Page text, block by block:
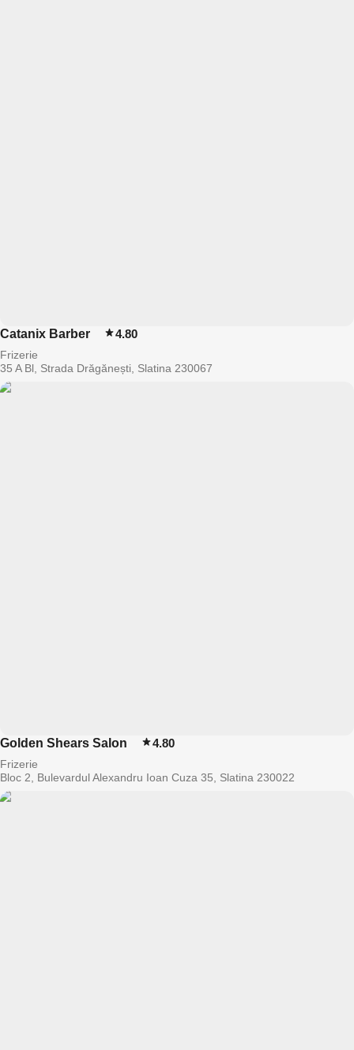
Catanix Barber 4.80
Frizerie
35 A Bl, Strada Drăgănești, Slatina 230067
Golden Shears Salon 4.80
Frizerie
Bloc 2, Bulevardul Alexandru Ioan Cuza 35, Slatina 230022